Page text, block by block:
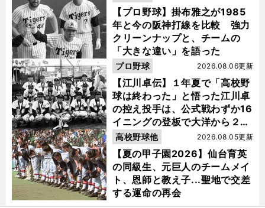
【プロ野球】掛布雅之が1985
年と今の阪神打線を比較 強力
クリーンナップと、チームの
「大きな違い」を語った
【江川卓伝】１年夏で「高校野
球は終わった」と悟った江川卓
の控え投手は、公式戦わずか16
イニングの登板で大洋から２位
指名を受けた
2026.08.06更新
プロ野球
【夏の甲子園2026】仙台育英
の同級生、元巨人のチームメイ
ト、恩師と教え子...聖地で交差
する運命の再会
2026.08.05更新
高校野球他